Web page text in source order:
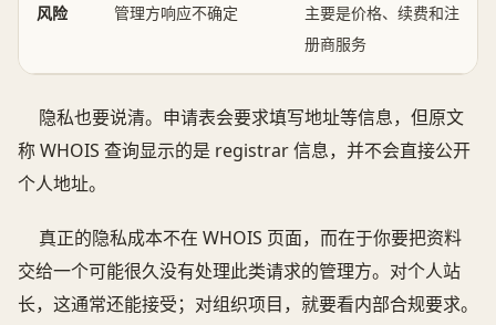
风险 管理方响应不确定
主要是价格、续费和注
册商服务
隐私也要说清。申请表会要求填写地址等信息，但原文
称 WHOIS 查询显示的是 registrar 信息，并不会直接公开
个人地址。
真正的隐私成本不在 WHOIS 页面，而在于你要把资料
交给一个可能很久没有处理此类请求的管理方。对个人站
长，这通常还能接受；对组织项目，就要看内部合规要求。